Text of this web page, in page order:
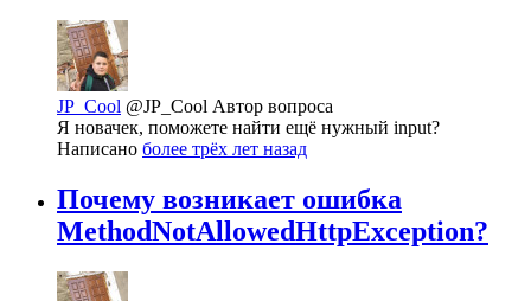
JP_Cool @JP_Cool Автор вопроса
Я новачек, поможете найти ещё нужный input?
Написано более трёх лет назад
Почему возникает ошибка
MethodNotAllowedHttpException?